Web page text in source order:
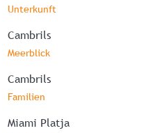
Unterkunft
Cambrils
Meerblick
Cambrils
Familien
Miami Platja